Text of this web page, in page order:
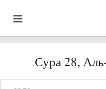
Сура 28,